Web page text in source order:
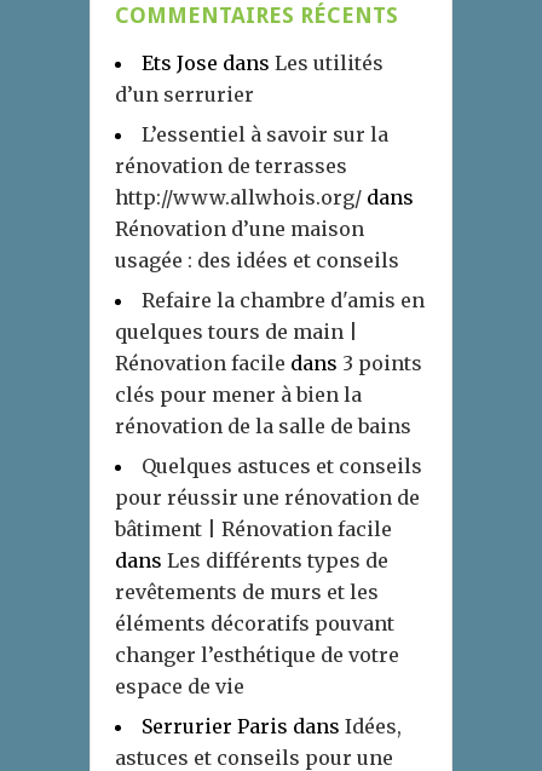
COMMENTAIRES RÉCENTS
Ets Jose dans Les utilités
d’un serrurier
L’essentiel à savoir sur la
rénovation de terrasses
http://www.allwhois.org/ dans
Rénovation d’une maison
usagée : des idées et conseils
Refaire la chambre d'amis en
quelques tours de main |
Rénovation facile dans 3 points
clés pour mener à bien la
rénovation de la salle de bains
Quelques astuces et conseils
pour réussir une rénovation de
bâtiment | Rénovation facile
dans Les différents types de
revêtements de murs et les
éléments décoratifs pouvant
changer l’esthétique de votre
espace de vie
Serrurier Paris dans Idées,
astuces et conseils pour une